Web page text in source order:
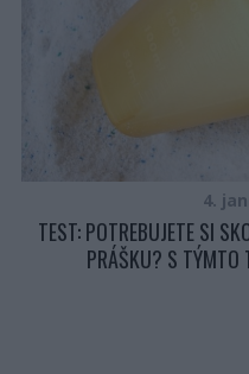
4.
TEST: POTREBUJETE SI
PRÁŠKU? S TÝMTO